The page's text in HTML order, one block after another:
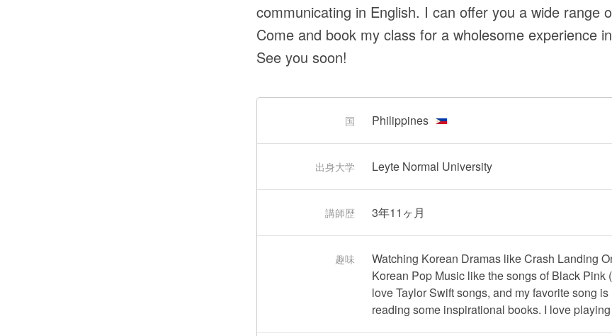
communicating in English. I can offer you a wide range
Come and book my class for a wholesome experience
See you soon!
国 Philippines
出身大学 Leyte Normal University
講師歴 3年11ヶ月
趣味
Watching Korean Dramas like Crash Landing
Korean Pop Music like the songs of Black
love Taylor Swift songs, and my favorite song
reading some inspirational books. I love